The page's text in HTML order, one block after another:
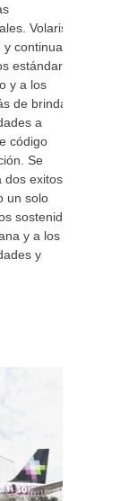
Volaris
continuar
estándares
y a los
de brindar
a
código
Se
exitosas
un solo
sostenidos
y a los
y